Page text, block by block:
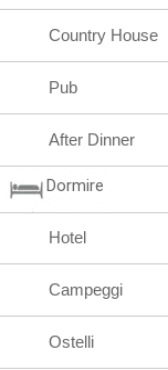
Country House
Pub
After Dinner
Dormire
Hotel
Campeggi
Ostelli